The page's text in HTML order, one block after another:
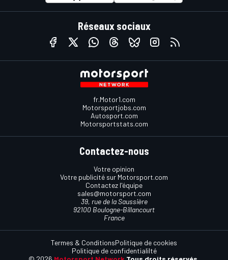
Réseaux sociaux
fr.Motor1.com
Motorsportjobs.com
Autosport.com
Motorsportstats.com
Contactez-nous
Votre opinion
Votre publicité sur Motorsport.com
Contactez l'équipe
sales@motorsport.com
39, rue de la Saussière
92100 Boulogne-Billancourt
France
Termes & ConditionsPolitique de cookies
Politique de confidentialilté